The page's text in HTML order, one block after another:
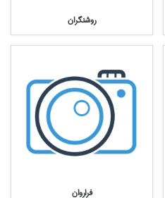
روشنگران
فراروان